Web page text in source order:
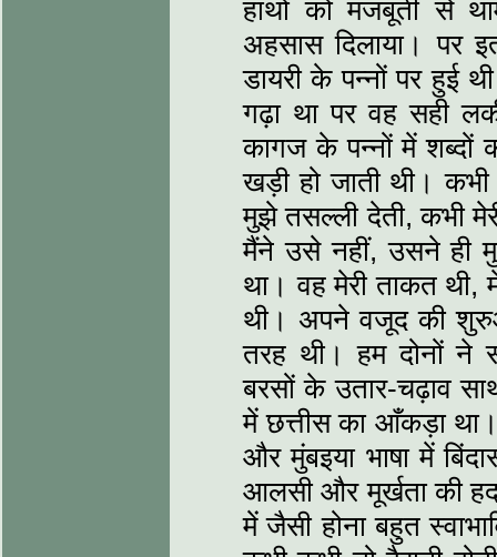
हाथों को मजबूती से
अहसास दिलाया। पर
डायरी के पन्नों पर हुई
गढ़ा था पर वह सही
कागज के पन्नों में
खड़ी हो जाती थी।
मुझे तसल्ली देती, कभी
मैंने उसे नहीं, उसने ही
था। वह मेरी ताकत थी,
थी। अपने वजूद की
तरह थी। हम दोनों ने
बरसों के उतार-चढ़ाव
में छत्तीस का आँकड़ा
और मुंबइया भाषा में
आलसी और मूर्खता की
में जैसी होना बहुत